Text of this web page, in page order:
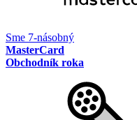
Sme 7-násobný
MasterCard
Obchodník roka